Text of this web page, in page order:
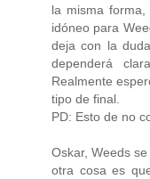
la misma
idóneo para
deja con la
dependerá
Realmente
tipo de final.
PD: Esto de no
Oskar, Weeds
otra cosa es